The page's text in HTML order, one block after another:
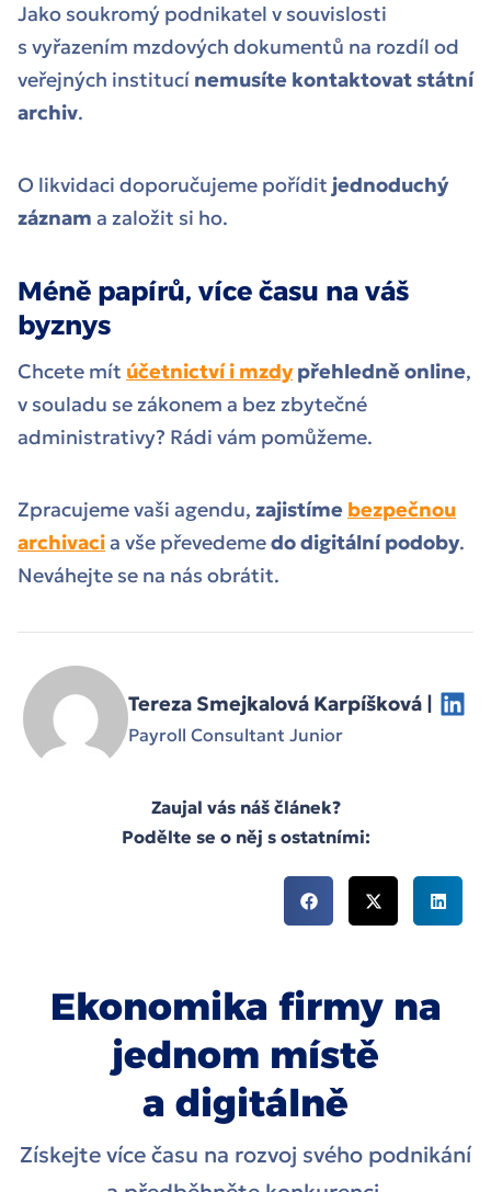
Jako soukromý podnikatel v souvislosti
s vyřazením mzdových dokumentů na rozdíl od
veřejných institucí nemusíte kontaktovat státní
archiv.
O likvidaci doporučujeme pořídit jednoduchý
záznam a založit si ho.
Méně papírů, více času na váš
byznys
Chcete mít účetnictví i mzdypřehledně online,
v souladu se zákonem a bez zbytečné
administrativy? Rádi vám pomůžeme.
Zpracujeme vaši agendu, zajistíme bezpečnou
archivacia vše převedemedo digitální podoby.
Neváhejte se na nás obrátit.
Tereza Smejkalová Karpíšková |
Payroll Consultant Junior
Zaujal vás náš článek?
Podělte se o něj s ostatními:
Ekonomika firmy na
jednom místě
a digitálně
Získejte více času na rozvoj svého podnikání